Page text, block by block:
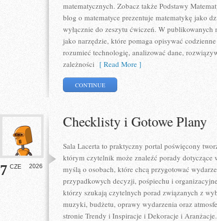
matematycznych. Zobacz także Podstawy
blog o matematyce prezentuje matematykę jako
wyłącznie do zeszytu ćwiczeń. W publikowanych
jako narzędzie, które pomaga opisywać
rozumieć technologię, analizować dane,
zależności [ Read More ]
CONTINUE
7 CZE 2026
Checklisty i Gotowe Plany
Sala Lacerta to praktyczny portal poświęcony
którym czytelnik może znaleźć porady dotyczące
myślą o osobach, które chcą przygotować
przypadkowych decyzji, pośpiechu i
którzy szukają czytelnych porad związanych z
muzyki, budżetu, oprawy wydarzenia oraz
stronie Trendy i Inspiracje i Dekoracje i